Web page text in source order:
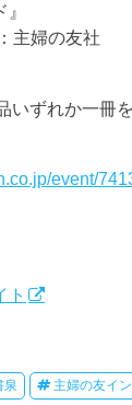
主婦の友社
ずれか一冊
event/
ト
泉 主婦の友イ